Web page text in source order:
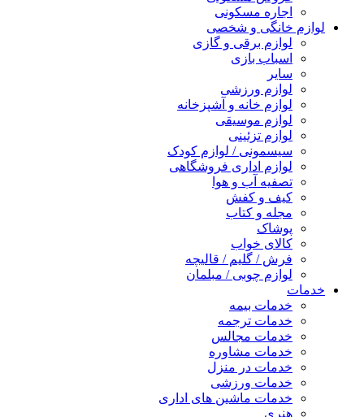
اجاره مسکونی
لوازم خانگی و شخصی
لوازم برقی و گازی
اسباب بازی
سایر
لوازم ورزشی
لوازم خانه و آشپزخانه
لوازم موسیقی
لوازم تزئینی
سیسمونی / لوازم کودک
لوازم اداری فروشگاهی
تصفیه آب و هوا
کیف و کفش
مجله و کتاب
پوشاک
کالای خواب
فرش / گلیم / قالیچه
لوازم چوبی / مبلمان
خدمات
خدمات بیمه
خدمات ترجمه
خدمات مجالس
خدمات مشاوره
خدمات در منزل
خدمات ورزشی
خدمات ماشین های اداری
هنری